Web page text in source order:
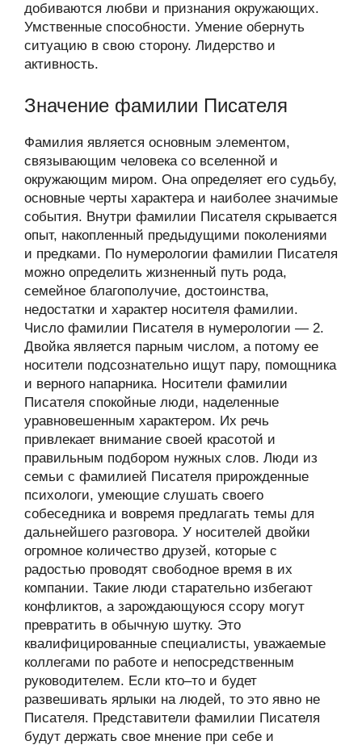
добиваются любви и признания окружающих.
Умственные способности. Умение обернуть
ситуацию в свою сторону. Лидерство и
активность.
Значение фамилии Писателя
Фамилия является основным элементом,
связывающим человека со вселенной и
окружающим миром. Она определяет его судьбу,
основные черты характера и наиболее значимые
события. Внутри фамилии Писателя скрывается
опыт, накопленный предыдущими поколениями
и предками. По нумерологии фамилии Писателя
можно определить жизненный путь рода,
семейное благополучие, достоинства,
недостатки и характер носителя фамилии.
Число фамилии Писателя в нумерологии — 2.
Двойка является парным числом, а потому ее
носители подсознательно ищут пару, помощника
и верного напарника. Носители фамилии
Писателя спокойные люди, наделенные
уравновешенным характером. Их речь
привлекает внимание своей красотой и
правильным подбором нужных слов. Люди из
семьи с фамилией Писателя прирожденные
психологи, умеющие слушать своего
собеседника и вовремя предлагать темы для
дальнейшего разговора. У носителей двойки
огромное количество друзей, которые с
радостью проводят свободное время в их
компании. Такие люди старательно избегают
конфликтов, а зарождающуюся ссору могут
превратить в обычную шутку. Это
квалифицированные специалисты, уважаемые
коллегами по работе и непосредственным
руководителем. Если кто–то и будет
развешивать ярлыки на людей, то это явно не
Писателя. Представители фамилии Писателя
будут держать свое мнение при себе и